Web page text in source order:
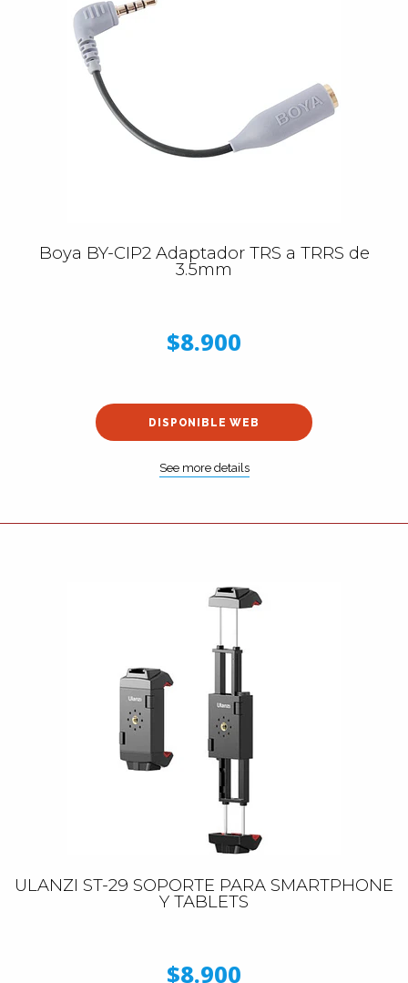
Boya BY-CIP2 Adaptador TRS a TRRS de
3.5mm
$8.900
DISPONIBLE WEB
See more details
ULANZI ST-29 SOPORTE PARA SMARTPHONE
Y TABLETS
$8.900